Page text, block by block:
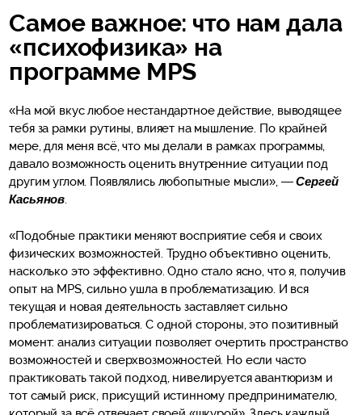
Самое важное: что нам дала
«психофизика» на
программе MPS
«На мой вкус любое нестандартное действие, выводящее
тебя за рамки рутины, влияет на мышление. По крайней
мере, для меня всё, что мы делали в рамках программы,
давало возможность оценить внутренние ситуации под
другим углом. Появлялись любопытные мысли», —Сергей
Касьянов.
«Подобные практики меняют восприятие себя и своих
физических возможностей. Трудно объективно оценить,
насколько это эффективно. Одно стало ясно, что я, получив
опыт на MPS, сильно ушла в проблематизацию. И вся
текущая и новая деятельность заставляет сильно
проблематизироваться. С одной стороны, это позитивный
момент: анализ ситуации позволяет очертить пространство
возможностей и сверхвозможностей. Но если часто
практиковать такой подход, нивелируется авантюризм и
тот самый риск, присущий истинному предпринимателю,